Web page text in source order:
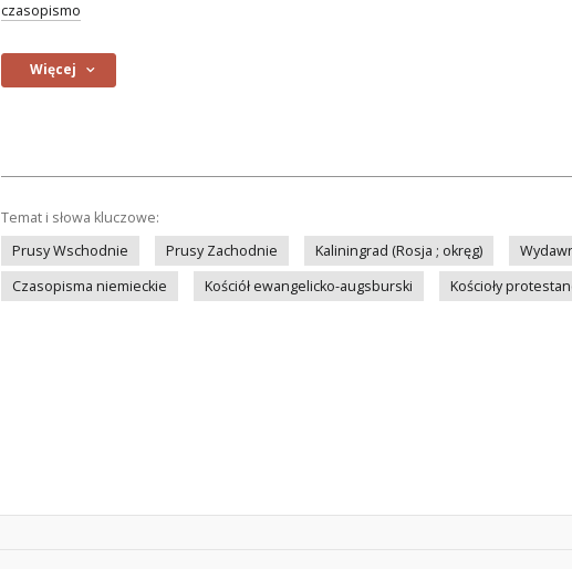
czasopismo
Więcej
Temat i słowa kluczowe:
Prusy Wschodnie
Prusy Zachodnie Kaliningrad (Rosja ; okręg)
Czasopisma niemieckie
Kościół ewangelicko-augsburski Kościoły